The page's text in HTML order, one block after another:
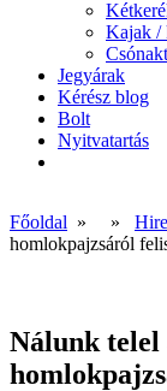
Kajak /
Jegyárak
Kérész blog
Bolt
Nyitvatartás
Főoldal » »
homlokpajzsáról
Nálunk